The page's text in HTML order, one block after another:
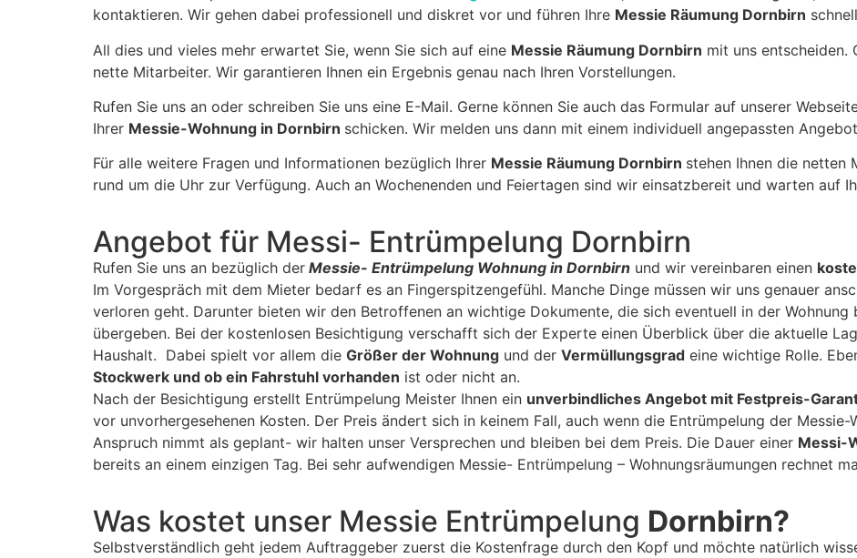
kontaktieren. Wir gehen dabei professionell und diskret vor und führen Ihre Messie Räumung Dornbirn
All dies und vieles mehr erwartet Sie, wenn Sie sich auf eine Messie Räumung Dornbirn mit uns entscheiden.
nette Mitarbeiter. Wir garantieren Ihnen ein Ergebnis genau nach Ihren Vorstellungen.
Rufen Sie uns an oder schreiben Sie uns eine E-Mail. Gerne können Sie auch das Formular auf unserer
Ihrer Messie-Wohnung in Dornbirn schicken. Wir melden uns dann mit einem individuell angepassten
Für alle weitere Fragen und Informationen bezüglich Ihrer Messie Räumung Dornbirn stehen Ihnen die netten
rund um die Uhr zur Verfügung. Auch an Wochenenden und Feiertagen sind wir einsatzbereit und warten auf
Angebot für Messi- Entrümpelung Dornbirn
Rufen Sie uns an bezüglich der Messie- Entrümpelung Wohnung in Dornbirn und wir vereinbaren einen
Im Vorgespräch mit dem Mieter bedarf es an Fingerspitzengefühl. Manche Dinge müssen wir uns genauer
verloren geht. Darunter bieten wir den Betroffenen an wichtige Dokumente, die sich eventuell in der
übergeben. Bei der kostenlosen Besichtigung verschafft sich der Experte einen Überblick über die aktuelle
Haushalt. Dabei spielt vor allem die Größer der Wohnung und der Vermüllungsgrad eine wichtige Rolle.
Stockwerk und ob ein Fahrstuhl vorhanden ist oder nicht an.
Nach der Besichtigung erstellt Entrümpelung Meister Ihnen ein unverbindliches Angebot mit Festpreis-
vor unvorhergesehenen Kosten. Der Preis ändert sich in keinem Fall, auch wenn die Entrümpelung der
Anspruch nimmt als geplant- wir halten unser Versprechen und bleiben bei dem Preis. Die Dauer einer Messi-
bereits an einem einzigen Tag. Bei sehr aufwendigen Messie- Entrümpelung – Wohnungsräumungen rechnet
Was kostet unser Messie Entrümpelung Dornbirn?
Selbstverständlich geht jedem Auftraggeber zuerst die Kostenfrage durch den Kopf und möchte natürlich